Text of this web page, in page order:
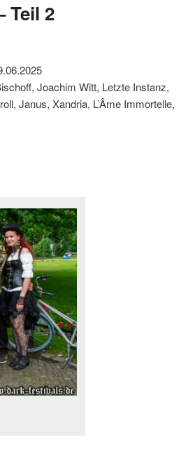
Teil 2
Joachim Witt, Letzte Instanz,
Janus, Xandria, L’Âme Immortelle,